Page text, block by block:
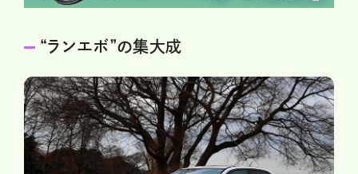
“ランエボ”の集大成